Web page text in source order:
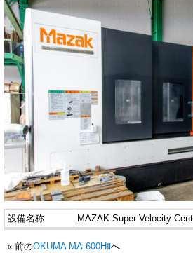
設備名称 MAZAK Super Velocity
« 前のOKUMA MA-600HⅡへ